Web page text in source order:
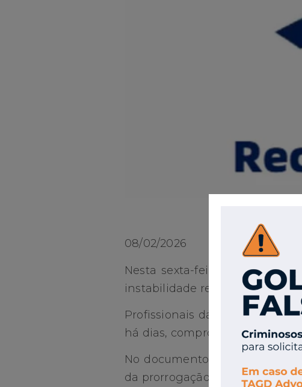
08/02/2026
Nesta sexta-feira (6), a
instabilidade registrada no e-
Profissionais da contabilidade
há dias, comprometendo
No documento, a Federação
da prorrogação dos prazos das